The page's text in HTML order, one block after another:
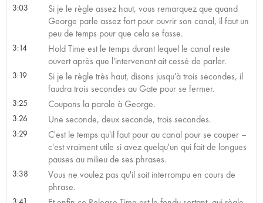
3:03
Si je le règle assez haut, vous remarquez que quand
George parle assez fort pour ouvrir son canal, il faut un
peu de temps pour que cela se fasse.
3:14
Hold Time est le temps durant lequel le canal reste
ouvert après que l'intervenant ait cessé de parler.
3:19
Si je le règle très haut, disons jusqu'à trois secondes, il
faudra trois secondes au Gate pour se fermer.
3:25 Coupons la parole à George.
3:26 Une seconde, deux seconde, trois secondes.
3:29
C'est le temps qu'il faut pour au canal pour se couper –
c'est vraiment utile si avez quelqu'un qui fait de longues
pauses au milieu de ses phrases.
3:38
Vous ne voulez pas qu'il soit interrompu en cours de
phrase.